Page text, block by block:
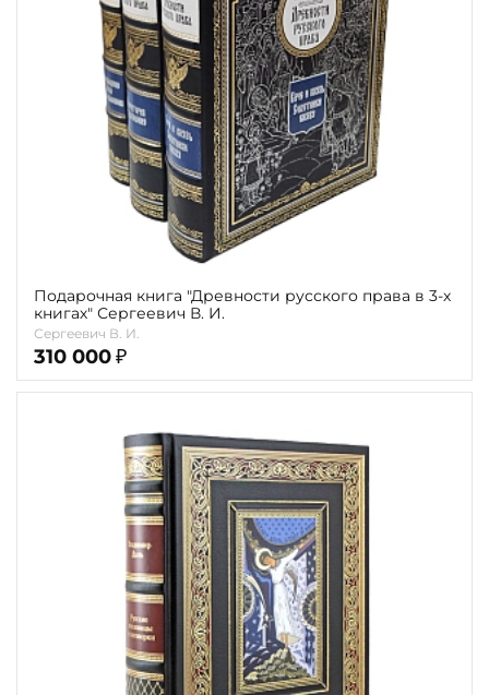
Подарочная книга "Древности русского права в 3-х
книгах" Сергеевич В. И.
Сергеевич В. И.
310 000 ₽